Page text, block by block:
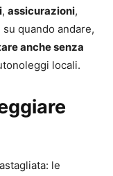
, assicurazioni,
quando andare,
anche senza
locali.
le